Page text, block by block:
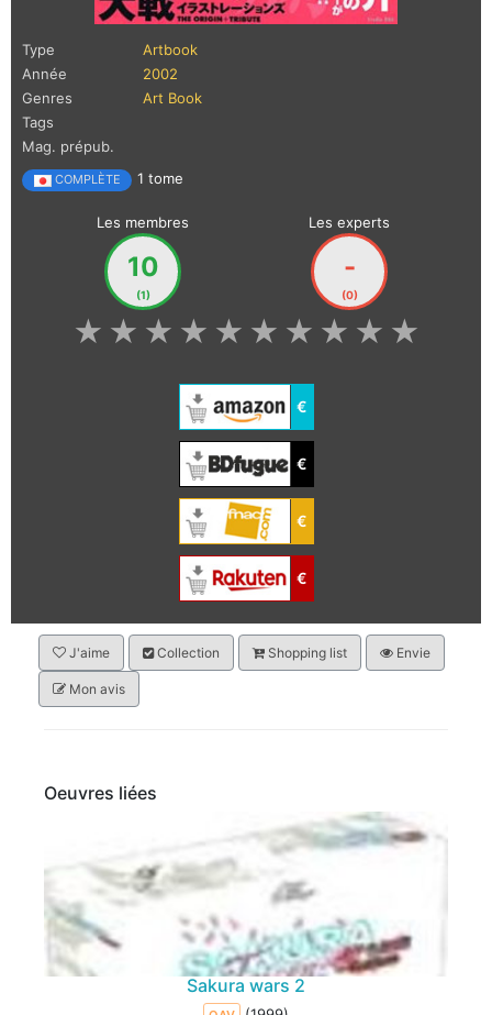
Type
Artbook
Année
2002
Genres
Art Book
Tags
Mag. prépub.
COMPLÈTE 1 tome
Les membres
10
(1)
Les experts
-
(0)
★
★
★
★
★
★
★
★
★
★
€
€
€
€
J'aime Collection Shopping list Envie
Mon avis
Oeuvres liées
Sakura wars 2